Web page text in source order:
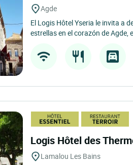
Agde
El Logis Hôtel Yseria le invita a
estrellas en el corazón de Agde,
Logis Hôtel des
Lamalou Les Bains